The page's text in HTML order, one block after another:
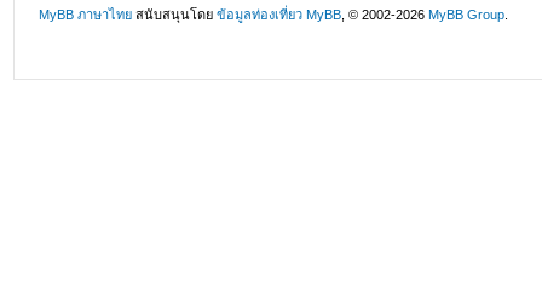
MyBB ภาษาไทย สนับสนุนโดยข้อมูลท่องเที่ยว MyBB , © 2002-2026MyBB Group